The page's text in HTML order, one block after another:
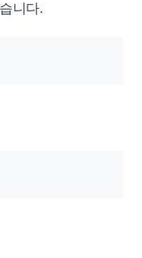
니다.